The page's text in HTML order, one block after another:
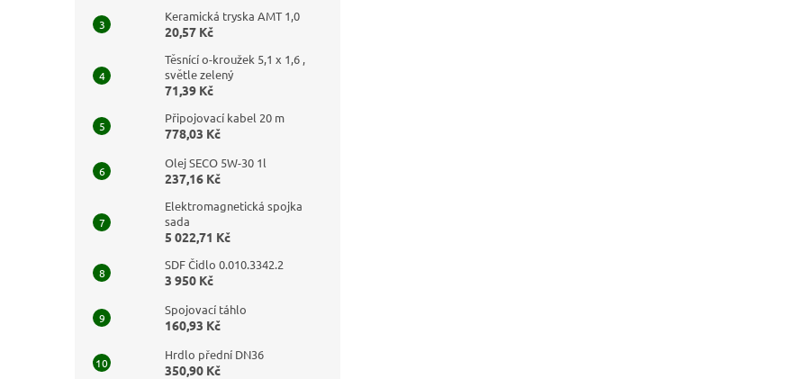
Keramická tryska AMT 1,0
20,57 Kč
Těsnící o-kroužek 5,1 x 1,6 ,
světle zelený
71,39 Kč
Připojovací kabel 20 m
778,03 Kč
Olej SECO 5W-30 1l
237,16 Kč
Elektromagnetická spojka
sada
5 022,71 Kč
SDF Čidlo 0.010.3342.2
3 950 Kč
Spojovací táhlo
160,93 Kč
Hrdlo přední DN36
350,90 Kč